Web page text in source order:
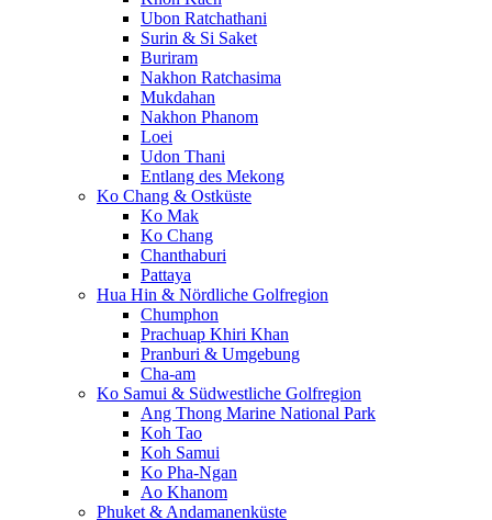
Ubon Ratchathani
Surin & Si Saket
Buriram
Nakhon Ratchasima
Mukdahan
Nakhon Phanom
Loei
Udon Thani
Entlang des Mekong
Ko Chang & Ostküste
Ko Mak
Ko Chang
Chanthaburi
Pattaya
Hua Hin & Nördliche Golfregion
Chumphon
Prachuap Khiri Khan
Pranburi & Umgebung
Cha-am
Ko Samui & Südwestliche Golfregion
Ang Thong Marine National Park
Koh Tao
Koh Samui
Ko Pha-Ngan
Ao Khanom
Phuket & Andamanenküste